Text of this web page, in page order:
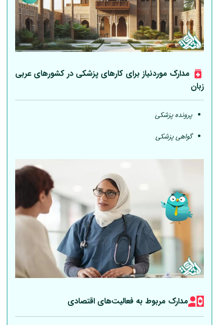
مدارک موردنیاز برای کارهای پزشکی در کشورهای عربی
زبان
پرونده پزشکی
گواهی پزشکی
مدارک مربوط به فعالیت‎‌های اقتصادی